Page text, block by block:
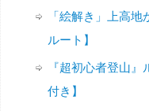
「絵解き」上高
ルート】
『超初心者登山
付き】